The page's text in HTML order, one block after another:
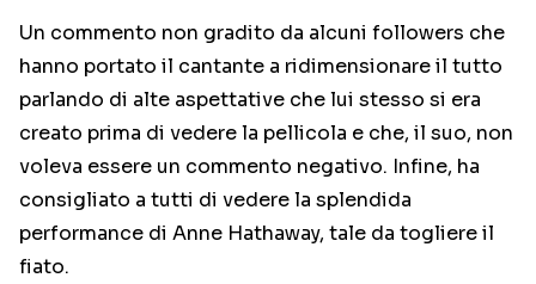
Un commento non gradito da alcuni followers che
hanno portato il cantante a ridimensionare il tutto
parlando di alte aspettative che lui stesso si era
creato prima di vedere la pellicola e che, il suo, non
voleva essere un commento negativo. Infine, ha
consigliato a tutti di vedere la splendida
performance di Anne Hathaway, tale da togliere il
fiato.